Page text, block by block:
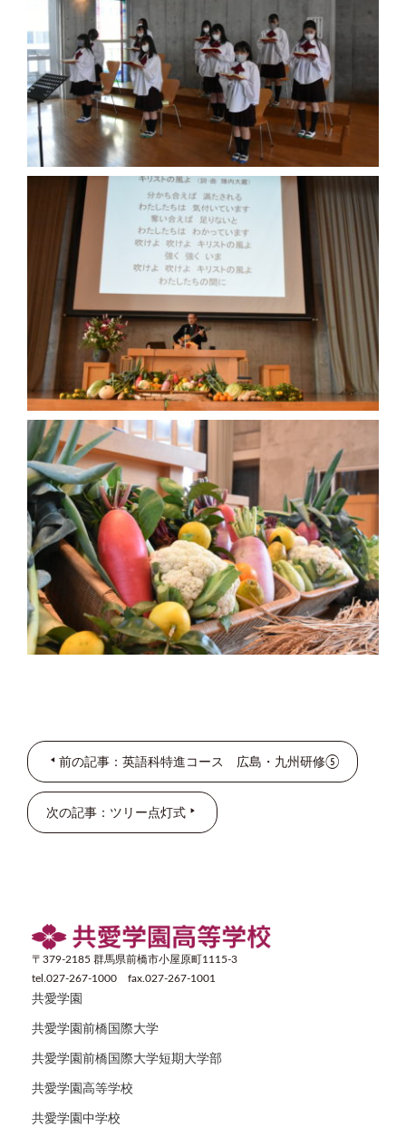
前の記事：英語科特進コース 広島・九州研修⑤
次の記事：ツリー点灯式
〒379-2185 群馬県前橋市小屋原町1115-3
tel.027-267-1000 fax.027-267-1001
共愛学園
共愛学園前橋国際大学
共愛学園前橋国際大学短期大学部
共愛学園高等学校
共愛学園中学校